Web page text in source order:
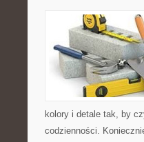
kolory i detale tak, by
codzienności.